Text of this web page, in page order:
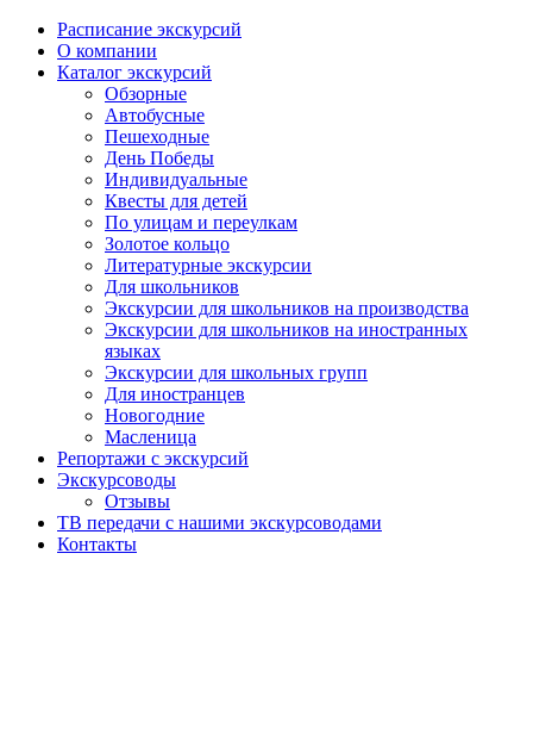
Расписание экскурсий
О компании
Каталог экскурсий
Обзорные
Автобусные
Пешеходные
День Победы
Индивидуальные
Квесты для детей
По улицам и переулкам
Золотое кольцо
Литературные экскурсии
Для школьников
Экскурсии для школьников на производства
Экскурсии для школьников на иностранных
языках
Экскурсии для школьных групп
Для иностранцев
Новогодние
Масленица
Репортажи с экскурсий
Экскурсоводы
Отзывы
ТВ передачи с нашими экскурсоводами
Контакты